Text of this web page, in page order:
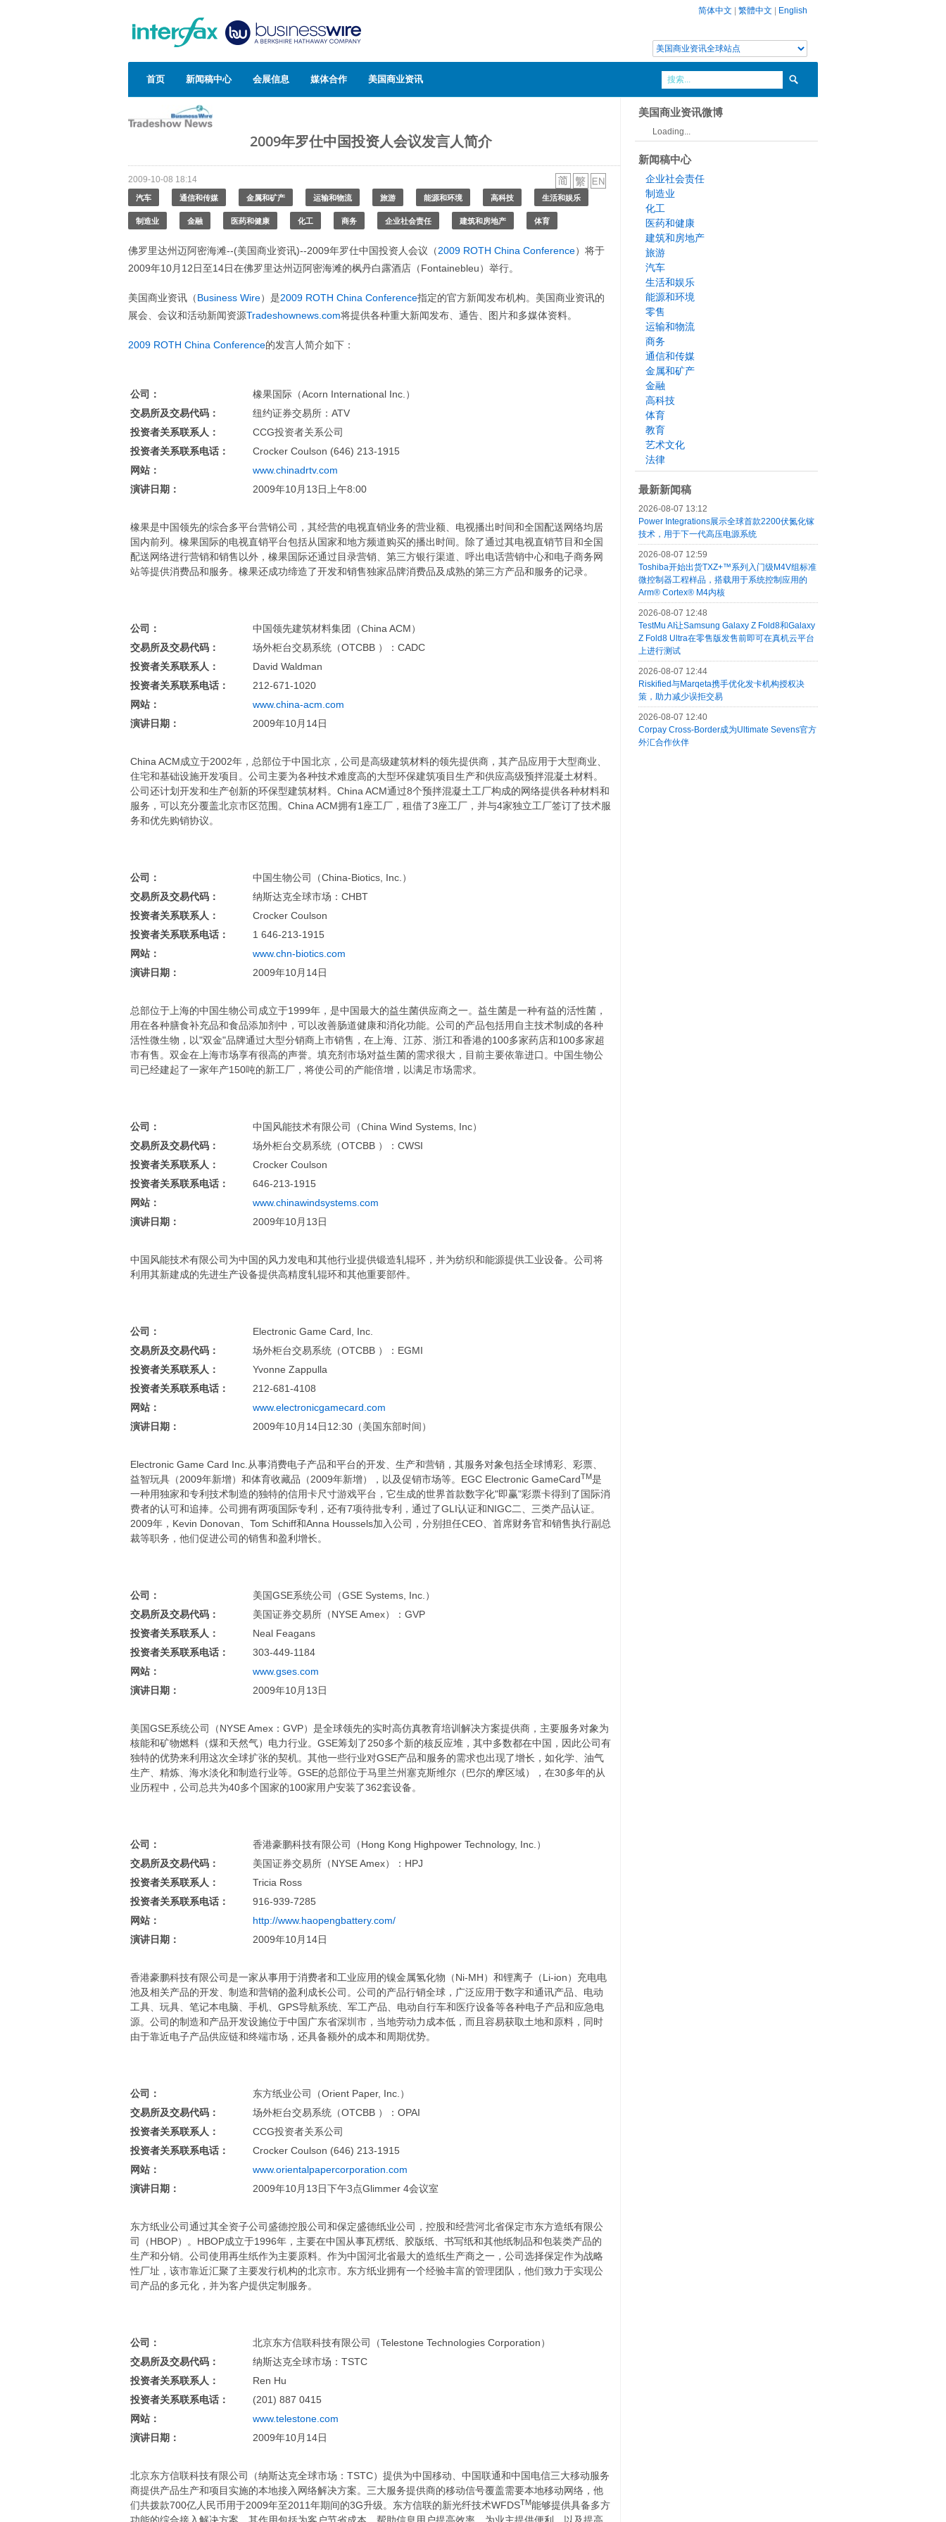
简体中文 繁體中文 English
首页 新闻稿中心 会展信息 媒体合作 美国商业资讯
2009年罗仕中国投资人会议发言人简介
2009-10-08 18:14
汽车 通信和传媒 金属和矿产 运输和物流 旅游 能源和环境 高科技 生活和娱乐
制造业 金融 医药和健康 化工 商务 企业社会责任 建筑和房地产 体育
佛罗里达州迈阿密海滩--(美国商业资讯)--2009年罗仕中国投资人会议（2009 ROTH China Conference）将于
2009年10月12日至14日在佛罗里达州迈阿密海滩的枫丹白露酒店（Fontainebleu）举行。
美国商业资讯（Business Wire）是2009 ROTH China Conference指定的官方新闻发布机构。美国商业资讯的
展会、会议和活动新闻资源Tradeshownews.com将提供各种重大新闻发布、通告、图片和多媒体资料。
2009 ROTH China Conference的发言人简介如下：
公司：
橡果国际（Acorn International Inc.）
交易所及交易代码：
纽约证券交易所：ATV
投资者关系联系人：
CCG投资者关系公司
投资者关系联系电话：
Crocker Coulson (646) 213-1915
网站：
www.chinadrtv.com
演讲日期：
2009年10月13日上午8:00
橡果是中国领先的综合多平台营销公司，其经营的电视直销业务的营业额、电视播出时间和全国配送网络均居
国内前列。橡果国际的电视直销平台包括从国家和地方频道购买的播出时间。除了通过其电视直销节目和全国
配送网络进行营销和销售以外，橡果国际还通过目录营销、第三方银行渠道、呼出电话营销中心和电子商务网
站等提供消费品和服务。橡果还成功缔造了开发和销售独家品牌消费品及成熟的第三方产品和服务的记录。
公司：
中国领先建筑材料集团（China ACM）
交易所及交易代码：
场外柜台交易系统（OTCBB ）：CADC
投资者关系联系人：
David Waldman
投资者关系联系电话：
212-671-1020
网站：
www.china-acm.com
演讲日期：
2009年10月14日
China ACM成立于2002年，总部位于中国北京，公司是高级建筑材料的领先提供商，其产品应用于大型商业、
住宅和基础设施开发项目。公司主要为各种技术难度高的大型环保建筑项目生产和供应高级预拌混凝土材料。
公司还计划开发和生产创新的环保型建筑材料。China ACM通过8个预拌混凝土工厂构成的网络提供各种材料和
服务，可以充分覆盖北京市区范围。China ACM拥有1座工厂，租借了3座工厂，并与4家独立工厂签订了技术服
务和优先购销协议。
公司：
中国生物公司（China-Biotics, Inc.）
交易所及交易代码：
纳斯达克全球市场：CHBT
投资者关系联系人：
Crocker Coulson
投资者关系联系电话：
1 646-213-1915
网站：
www.chn-biotics.com
演讲日期：
2009年10月14日
总部位于上海的中国生物公司成立于1999年，是中国最大的益生菌供应商之一。益生菌是一种有益的活性菌，
用在各种膳食补充品和食品添加剂中，可以改善肠道健康和消化功能。公司的产品包括用自主技术制成的各种
活性微生物，以"双金"品牌通过大型分销商上市销售，在上海、江苏、浙江和香港的100多家药店和100多家超
市有售。双金在上海市场享有很高的声誉。填充剂市场对益生菌的需求很大，目前主要依靠进口。中国生物公
司已经建起了一家年产150吨的新工厂，将使公司的产能倍增，以满足市场需求。
公司：
中国风能技术有限公司（China Wind Systems, Inc）
交易所及交易代码：
场外柜台交易系统（OTCBB ）：CWSI
投资者关系联系人：
Crocker Coulson
投资者关系联系电话：
646-213-1915
网站：
www.chinawindsystems.com
演讲日期：
2009年10月13日
中国风能技术有限公司为中国的风力发电和其他行业提供锻造轧辊环，并为纺织和能源提供工业设备。公司将
利用其新建成的先进生产设备提供高精度轧辊环和其他重要部件。
公司：
Electronic Game Card, Inc.
交易所及交易代码：
场外柜台交易系统（OTCBB ）：EGMI
投资者关系联系人：
Yvonne Zappulla
投资者关系联系电话：
212-681-4108
网站：
www.electronicgamecard.com
演讲日期：
2009年10月14日12:30（美国东部时间）
Electronic Game Card Inc.从事消费电子产品和平台的开发、生产和营销，其服务对象包括全球博彩、彩票、
益智玩具（2009年新增）和体育收藏品（2009年新增），以及促销市场等。EGC Electronic GameCardTM是
一种用独家和专利技术制造的独特的信用卡尺寸游戏平台，它生成的世界首款数字化"即赢"彩票卡得到了国际消
费者的认可和追捧。公司拥有两项国际专利，还有7项待批专利，通过了GLI认证和NIGC二、三类产品认证。
2009年，Kevin Donovan、Tom Schiff和Anna Houssels加入公司，分别担任CEO、首席财务官和销售执行副总
裁等职务，他们促进公司的销售和盈利增长。
公司：
美国GSE系统公司（GSE Systems, Inc.）
交易所及交易代码：
美国证券交易所（NYSE Amex）：GVP
投资者关系联系人：
Neal Feagans
投资者关系联系电话：
303-449-1184
网站：
www.gses.com
演讲日期：
2009年10月13日
美国GSE系统公司（NYSE Amex：GVP）是全球领先的实时高仿真教育培训解决方案提供商，主要服务对象为
核能和矿物燃料（煤和天然气）电力行业。GSE筹划了250多个新的核反应堆，其中多数都在中国，因此公司有
独特的优势来利用这次全球扩张的契机。其他一些行业对GSE产品和服务的需求也出现了增长，如化学、油气
生产、精炼、海水淡化和制造行业等。GSE的总部位于马里兰州塞克斯维尔（巴尔的摩区域），在30多年的从
业历程中，公司总共为40多个国家的100家用户安装了362套设备。
公司：
香港豪鹏科技有限公司（Hong Kong Highpower Technology, Inc.）
交易所及交易代码：
美国证券交易所（NYSE Amex）：HPJ
投资者关系联系人：
Tricia Ross
投资者关系联系电话：
916-939-7285
网站：
http://www.haopengbattery.com/
演讲日期：
2009年10月14日
香港豪鹏科技有限公司是一家从事用于消费者和工业应用的镍金属氢化物（Ni-MH）和锂离子（Li-ion）充电电
池及相关产品的开发、制造和营销的盈利成长公司。公司的产品行销全球，广泛应用于数字和通讯产品、电动
工具、玩具、笔记本电脑、手机、GPS导航系统、军工产品、电动自行车和医疗设备等各种电子产品和应急电
源。公司的制造和产品开发设施位于中国广东省深圳市，当地劳动力成本低，而且容易获取土地和原料，同时
由于靠近电子产品供应链和终端市场，还具备额外的成本和周期优势。
公司：
东方纸业公司（Orient Paper, Inc.）
交易所及交易代码：
场外柜台交易系统（OTCBB ）：OPAI
投资者关系联系人：
CCG投资者关系公司
投资者关系联系电话：
Crocker Coulson (646) 213-1915
网站：
www.orientalpapercorporation.com
演讲日期：
2009年10月13日下午3点Glimmer 4会议室
东方纸业公司通过其全资子公司盛德控股公司和保定盛德纸业公司，控股和经营河北省保定市东方造纸有限公
司（HBOP）。HBOP成立于1996年，主要在中国从事瓦楞纸、胶版纸、书写纸和其他纸制品和包装类产品的
生产和分销。公司使用再生纸作为主要原料。作为中国河北省最大的造纸生产商之一，公司选择保定作为战略
性厂址，该市靠近汇聚了主要发行机构的北京市。东方纸业拥有一个经验丰富的管理团队，他们致力于实现公
司产品的多元化，并为客户提供定制服务。
公司：
北京东方信联科技有限公司（Telestone Technologies Corporation）
交易所及交易代码：
纳斯达克全球市场：TSTC
投资者关系联系人：
Ren Hu
投资者关系联系电话：
(201) 887 0415
网站：
www.telestone.com
演讲日期：
2009年10月14日
北京东方信联科技有限公司（纳斯达克全球市场：TSTC）提供为中国移动、中国联通和中国电信三大移动服务
商提供产品生产和项目实施的本地接入网络解决方案。三大服务提供商的移动信号覆盖需要本地移动网络，他
们共拨款700亿人民币用于2009年至2011年期间的3G升级。东方信联的新光纤技术WFDSTM能够提供具备多方
美国商业资讯微博
Loading...
新闻稿中心
企业社会责任
制造业
化工
医药和健康
建筑和房地产
旅游
汽车
生活和娱乐
能源和环境
零售
运输和物流
商务
通信和传媒
金属和矿产
金融
高科技
体育
教育
艺术文化
法律
最新新闻稿
2026-08-07 13:12
Power Integrations展示全球首款2200伏氮化镓
技术，用于下一代高压电源系统
2026-08-07 12:59
Toshiba开始出货TXZ+™系列入门级M4V组标准
微控制器工程样品，搭载用于系统控制应用的
Arm® Cortex® M4内核
2026-08-07 12:48
TestMu AI让Samsung Galaxy Z Fold8和Galaxy
Z Fold8 Ultra在零售版发售前即可在真机云平台
上进行测试
2026-08-07 12:44
Riskified与Marqeta携手优化发卡机构授权决
策，助力减少误拒交易
2026-08-07 12:40
Corpay Cross-Border成为Ultimate Sevens官方
外汇合作伙伴